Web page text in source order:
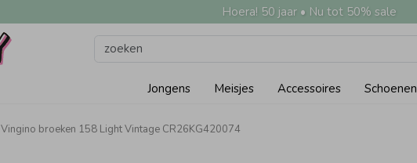
Hoera! 50 jaar • Nu tot 50% sale
Jongens Meisjes Accessoires Schoenen
Vingino broeken 158 Light Vintage CR26KG420074